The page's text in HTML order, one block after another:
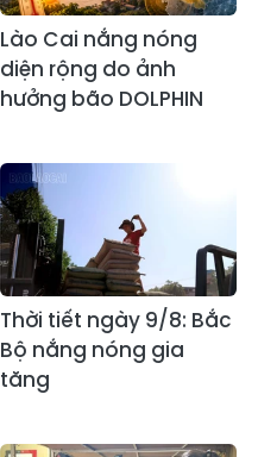
Lào Cai nắng nóng
diện rộng do ảnh
hưởng bão DOLPHIN
Thời tiết ngày 9/8: Bắc
Bộ nắng nóng gia
tăng